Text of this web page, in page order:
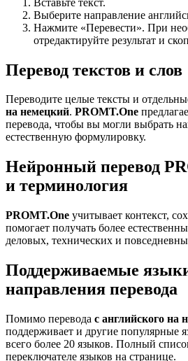
Выберите направление
Нажмите «Перевести». При
отредактируйте результат и
Перевод текстов и слов
Переводите целые тексты и
на немецкий. PROMT.One
перевода, чтобы вы могли выбрать
естественную формулировку.
Нейронный перевод
и терминология
PROMT.One учитывает контекст,
помогает получать более
деловых, технических и
Поддерживаемые
направления перевода
Помимо перевода с английского на
поддерживает и другие популярные
всего более 20 языков. Полный
переключателе языков на странице.